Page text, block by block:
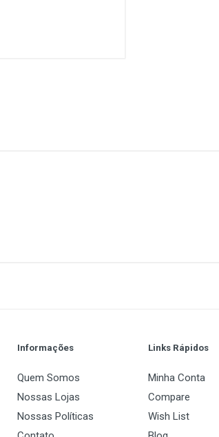
Email Address
Informações
Quem Somos
Nossas Lojas
Nossas Políticas
Links Rápidos
Minha Conta
Compare
Wish List